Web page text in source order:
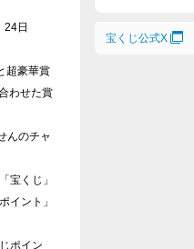
24日
超豪華賞
わせた賞
んのチャ
宝くじ」
イント」
ポイン
宝くじ公式X